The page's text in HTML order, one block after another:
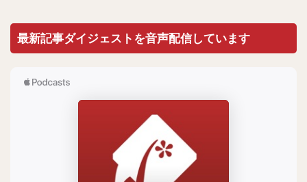
最新記事ダイジェストを音声配信しています